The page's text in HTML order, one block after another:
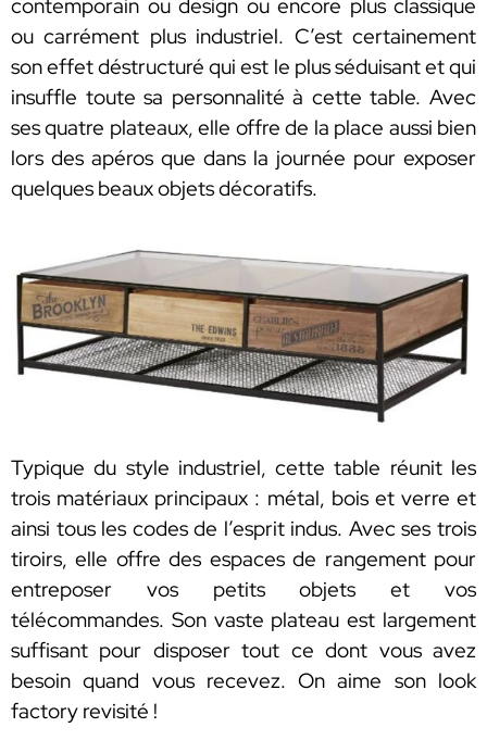
contemporain ou design ou encore plus classique
ou carrément plus industriel. C’est certainement
son effet déstructuré qui est le plus séduisant et qui
insuffle toute sa personnalité à cette table. Avec
ses quatre plateaux, elle offre de la place aussi bien
lors des apéros que dans la journée pour exposer
quelques beaux objets décoratifs.
Typique du style industriel, cette table réunit les
trois matériaux principaux : métal, bois et verre et
ainsi tous les codes de l’esprit indus. Avec ses trois
tiroirs, elle offre des espaces de rangement pour
entreposer vos petits objets et vos
télécommandes. Son vaste plateau est largement
suffisant pour disposer tout ce dont vous avez
besoin quand vous recevez. On aime son look
factory revisité !